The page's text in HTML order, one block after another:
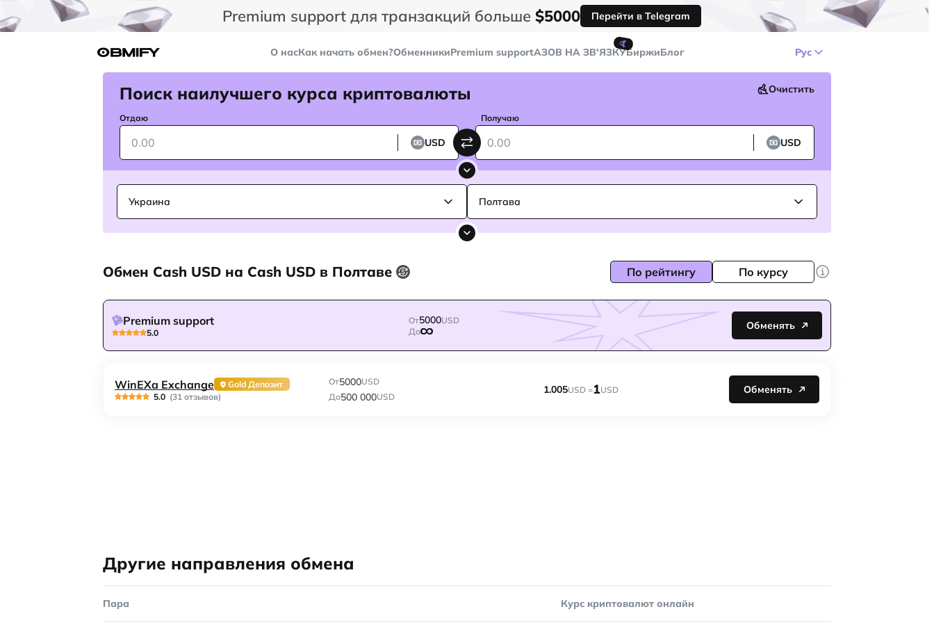
Premium support для транзакций больше $5000 Перейти в Telegram
О насКак начать обмен?ОбменникиPremium support
🤙
AЗОВ НА ЗВ'ЯЗКУБиржиБлог Рус
Поиск наилучшего курса криптовалюты Очистить
Отдаю
USD
Получаю
USD
Украина Полтава
Обмен Cash USD на Cash USD в Полтаве По рейтингу По курсу
Premium support
5.0
От5000USD
До
Обменять
WinEXa Exchange
Gold Депозит
5.0 (31 отзывов)
От5000USD
До500 000USD
1.005USD =1USD Обменять
Другие направления обмена
Пара Курс криптовалют онлайн